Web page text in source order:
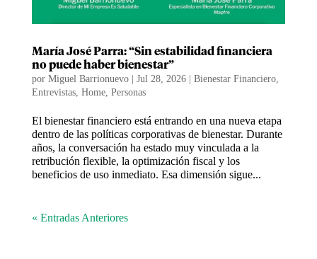
María José Parra: “Sin estabilidad financiera
no puede haber bienestar”
por Miguel Barrionuevo| Jul 28, 2026| Bienestar Financiero,
Entrevistas, Home, Personas
El bienestar financiero está entrando en una nueva etapa
dentro de las políticas corporativas de bienestar. Durante
años, la conversación ha estado muy vinculada a la
retribución flexible, la optimización fiscal y los
beneficios de uso inmediato. Esa dimensión sigue...
« Entradas Anteriores